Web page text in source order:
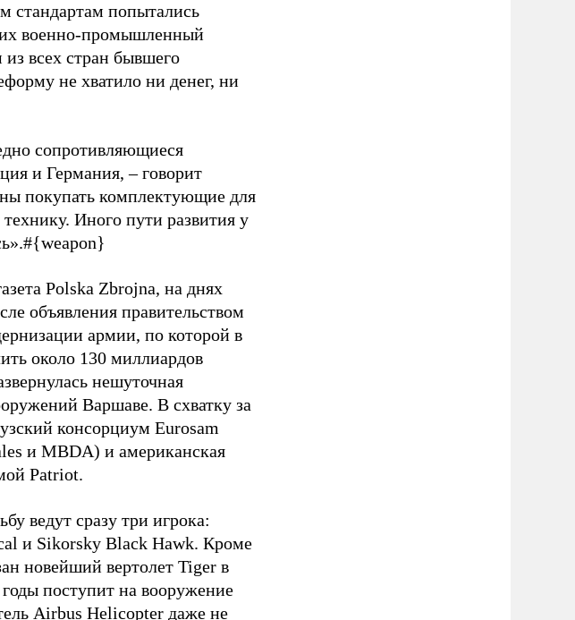
стандартам попытались
военно-промышленный
всех стран бывшего
не хватило ни денег, ни
сопротивляющиеся
и Германия,–говорит
покупать комплектующие для
Иного пути развития у
Polska Zbrojna, на днях
объявления правительством
армии, по которой в
около 130 миллиардов
нешуточная
Варшаве. В схватку за
консорциум Eurosam
и MBDA) и американская
Patriot.
ведут сразу три игрока:
и Sikorsky Black Hawk. Кроме
новейший вертолет Tiger в
поступит на вооружение
Airbus Helicopter даже не